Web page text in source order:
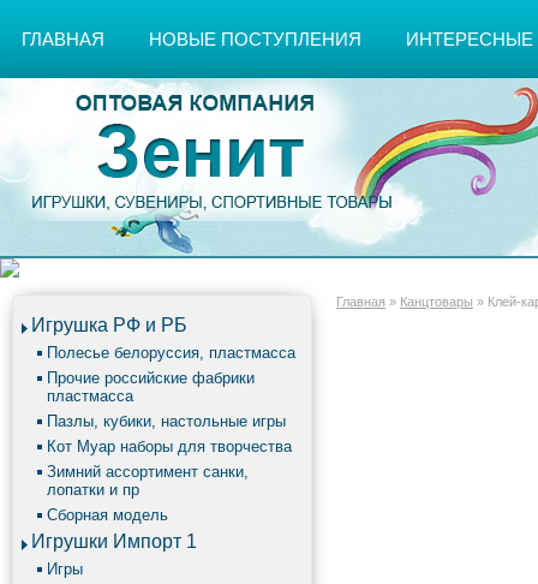
ГЛАВНАЯ НОВЫЕ ПОСТУПЛЕНИЯ
Игрушка РФ и РБ
Полесье белоруссия, пластмасса
Прочие российские фабрики
пластмасса
Пазлы, кубики, настольные игры
Кот Муар наборы для творчества
Зимний ассортимент санки,
лопатки и пр
Сборная модель
Игрушки Импорт 1
Игры
Главная » Канцтовары » Клей-